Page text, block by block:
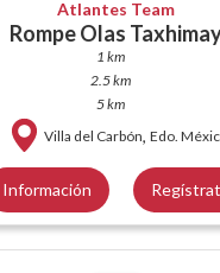
Atlantes Team
Rompe Olas
1 km
2.5 km
5 km
Villa del Carbón, Edo.
Información